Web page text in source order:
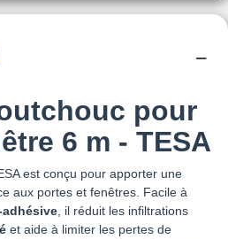
pour
6 m - TESA
est conçu pour apporter une
aux portes et fenêtres. Facile à
, il réduit les infiltrations
et aide à limiter les pertes de